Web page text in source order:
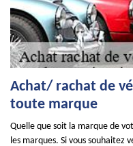
Achat/ rachat de
toute marque
Quelle que soit la marque de
les marques. Si vous souhaitez